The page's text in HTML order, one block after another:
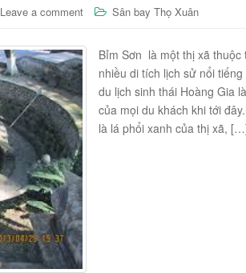
Leave a comment Sân bay Thọ Xuân
Bỉm Sơn là một thị xã
nhiều di tích lịch sử nổi
du lịch sinh thái Hoàng Gia
của mọi du khách khi tới
là lá phổi xanh của thị xã,